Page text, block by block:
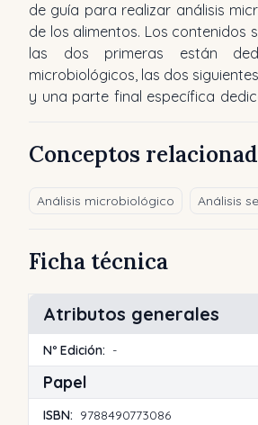
de guía para realizar análisis
de los alimentos. Los contenidos
las dos primeras están
microbiológicos, las dos
y una parte final específica
Conceptos
Análisis microbiológico Análisis
Ficha técnica
Atributos generales
Nº Edición: -
Papel
ISBN: 9788490773086